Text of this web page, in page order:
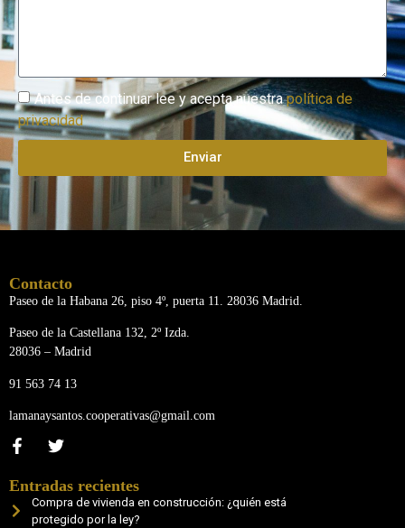
Antes de continuar lee y acepta nuestrapolítica de
privacidad
Enviar
Contacto
Paseo de la Habana 26, piso 4º, puerta 11. 28036 Madrid.
Paseo de la Castellana 132, 2º Izda.
28036 – Madrid
91 563 74 13
lamanaysantos.cooperativas@gmail.com
Entradas recientes
Compra de vivienda en construcción: ¿quién está
protegido por la ley?